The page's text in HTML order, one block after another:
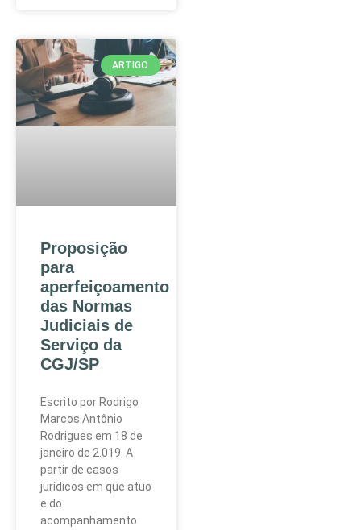
ARTIGO
Proposição
para
aperfeiçoamento
das Normas
Judiciais de
Serviço da
CGJ/SP
Escrito por Rodrigo
Marcos Antônio
Rodrigues em 18 de
janeiro de 2.019. A
partir de casos
jurídicos em que atuo
e do
acompanhamento